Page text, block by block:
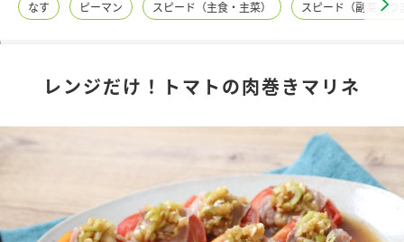
レシピ名特集
商品情報
商品カテゴリ
調味酢
キャンペーン情報
なす ピーマン スピード（主食・主菜） スピード（副菜・つ
レンジだけ！トマトの肉巻きマリネ